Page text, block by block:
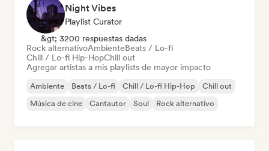
Night Vibes
Playlist Curator
&gt; 3200 respuestas dadas
Rock alternativoAmbienteBeats / Lo-fi
Chill / Lo-fi Hip-HopChill out
Agregar artistas a mis playlists de mayor impacto
Ambiente Beats / Lo-fi Chill / Lo-fi Hip-Hop
Chill out
Música de cine
Cantautor Soul Rock alternativo